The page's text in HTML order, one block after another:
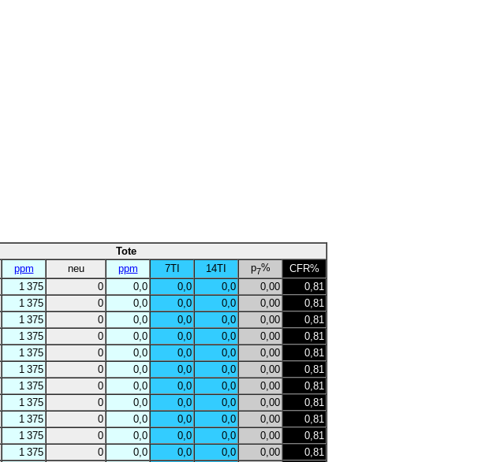
Tote
ppm neu ppm 7TI 14TI p7%
CFR%
1 375 0 0,0 0,0 0,0 0,00
0,81
1 375 0 0,0 0,0 0,0 0,00
0,81
1 375 0 0,0 0,0 0,0 0,00
0,81
1 375 0 0,0 0,0 0,0 0,00
0,81
1 375 0 0,0 0,0 0,0 0,00
0,81
1 375 0 0,0 0,0 0,0 0,00
0,81
1 375 0 0,0 0,0 0,0 0,00
0,81
1 375 0 0,0 0,0 0,0 0,00
0,81
1 375 0 0,0 0,0 0,0 0,00
0,81
1 375 0 0,0 0,0 0,0 0,00
0,81
1 375 0 0,0 0,0 0,0 0,00
0,81